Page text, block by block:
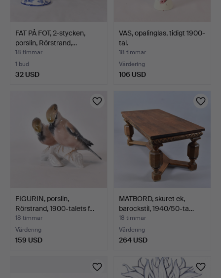
FAT PÅ FOT, 2-stycken,
porslin, Rörstrand,…
18 timmar
1 bud
32 USD
VAS, opalinglas, tidigt 1900-
tal.
18 timmar
Värdering
106 USD
FIGURIN, porslin,
Rörstrand, 1900-talets f…
18 timmar
Värdering
159 USD
MATBORD, skuret ek,
barockstil, 1940/50-ta…
18 timmar
Värdering
264 USD